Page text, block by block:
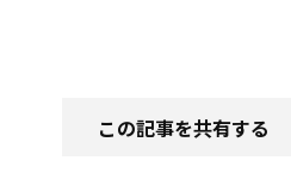
この記事を共有する